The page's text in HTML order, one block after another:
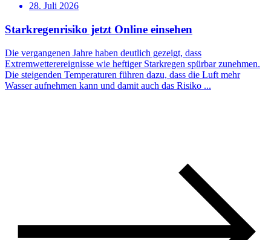
28. Juli 2026
Starkregenrisiko jetzt Online einsehen
Die vergangenen Jahre haben deutlich gezeigt, dass
Extremwetterereignisse wie heftiger Starkregen spürbar zunehmen.
Die steigenden Temperaturen führen dazu, dass die Luft mehr
Wasser aufnehmen kann und damit auch das Risiko ...